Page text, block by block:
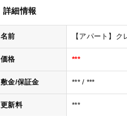
詳細情報
名前 【アパート】
価格 ***
敷金/保証金 *** / ***
更新料 ***